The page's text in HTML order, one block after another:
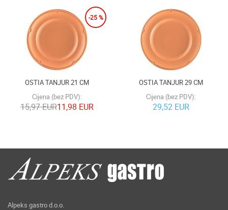
-25 %
OSTIA TANJUR 21 CM
Cijena (bez PDV):
15,97 EUR11,98 EUR
OSTIA TANJUR 29 CM
Cijena (bez PDV):
29,52 EUR
Alpeks gastro d.o.o.